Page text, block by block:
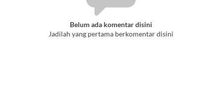
Belum ada komentar disini
Jadilah yang pertama berkomentar disini